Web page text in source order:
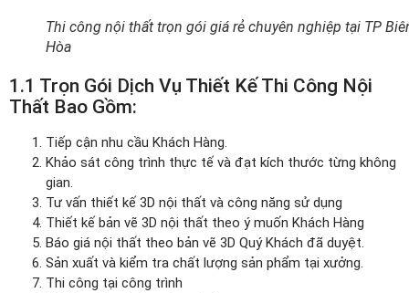
Thi công nội thất trọn gói giá rẻ chuyên nghiệp tại TP
Hòa
1.1 Trọn Gói Dịch Vụ Thiết Kế Thi Công Nội
Thất Bao Gồm:
Tiếp cận nhu cầu Khách Hàng.
Khảo sát công trình thực tế và đạt kích thước từng không
gian.
Tư vấn thiết kế 3D nội thất và công năng sử dụng
Thiết kế bản vẽ 3D nội thất theo ý muốn Khách Hàng
Báo giá nội thất theo bản vẽ 3D Quý Khách đã duyệt.
Sản xuất và kiểm tra chất lượng sản phẩm tại xưởng.
Thi công tại công trình